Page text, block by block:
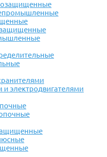
электродвигателями